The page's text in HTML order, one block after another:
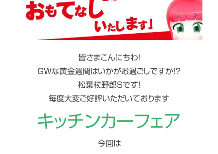
皆さまこんにちわ！
GWな黄金週間はいかがお過ごしですか！？
松葉杖野郎Sです！
毎度大変ご好評いただいております
キッチンカーフェア
今回は